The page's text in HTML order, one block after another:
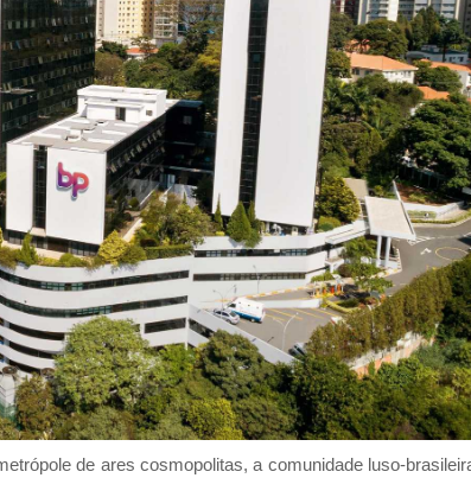
de ares cosmopolitas, a comunidade luso-